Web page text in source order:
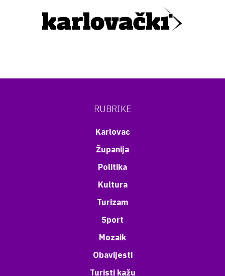
RUBRIKE
Karlovac
Županija
Politika
Kultura
Turizam
Sport
Mozaik
Obavijesti
Turisti kažu